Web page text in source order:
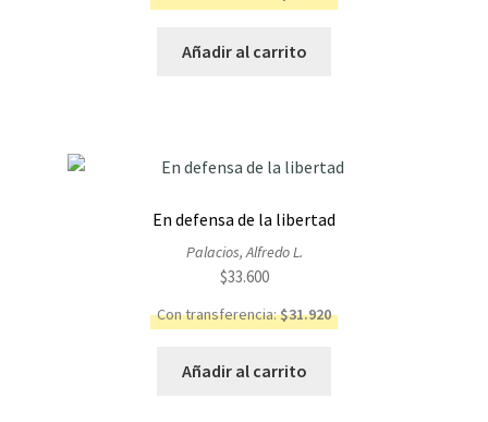
Añadir al carrito
En defensa de la libertad
Palacios, Alfredo L.
$33.600
Con transferencia:$31.920
Añadir al carrito